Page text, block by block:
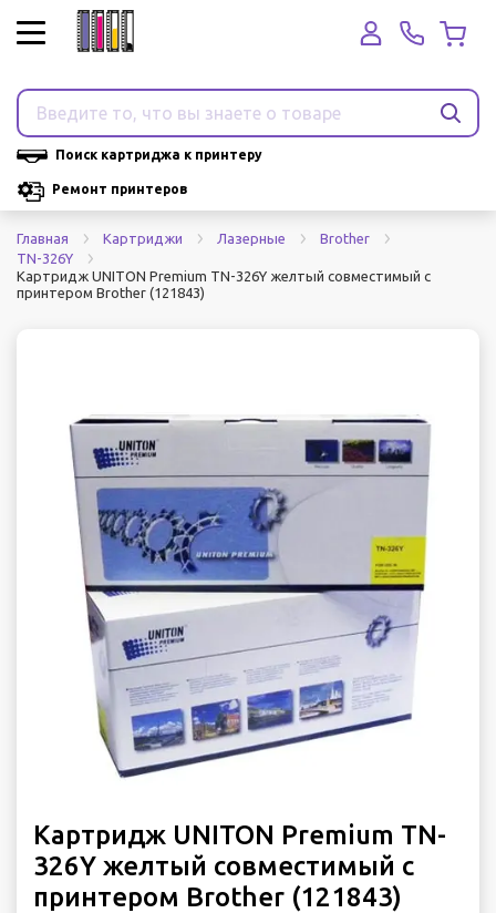
Поиск картриджа к принтеру
Ремонт принтеров
Главная Картриджи Лазерные
Brother
TN-326Y
Картридж UNITON Premium TN-326Y желтый совместимый с
принтером Brother (121843)
Картридж UNITON Premium TN-
326Y желтый совместимый с
принтером Brother (121843)